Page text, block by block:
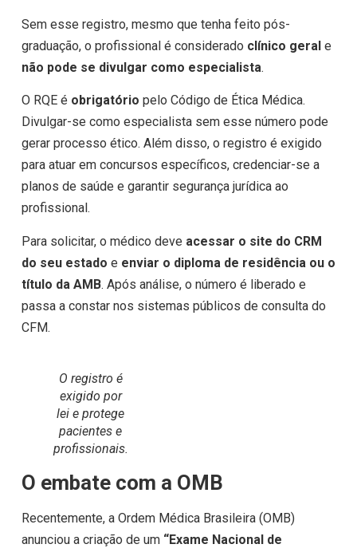
Sem esse registro, mesmo que tenha feito pós-
graduação, o profissional é considerado clínico gerale
não pode se divulgar como especialista.
O RQE é obrigatório pelo Código de Ética Médica.
Divulgar-se como especialista sem esse número pode
gerar processo ético. Além disso, o registro é exigido
para atuar em concursos específicos, credenciar-se a
planos de saúde e garantir segurança jurídica ao
profissional.
Para solicitar, o médico deve acessar o site do CRM
do seu estado e enviar o diploma de residência ou o
título da AMB. Após análise, o número é liberado e
passa a constar nos sistemas públicos de consulta do
CFM.
O registro é
exigido por
lei e protege
pacientes e
profissionais.
O embate com a OMB
Recentemente, a Ordem Médica Brasileira (OMB)
anunciou a criação de um “Exame Nacional de